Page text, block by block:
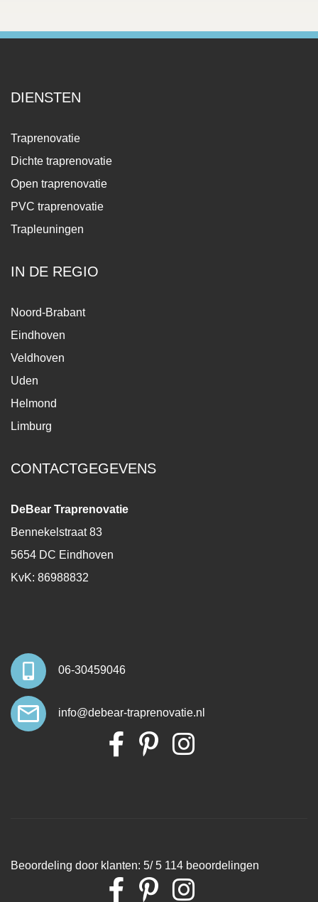
DIENSTEN
Traprenovatie
Dichte traprenovatie
Open traprenovatie
PVC traprenovatie
Trapleuningen
IN DE REGIO
Noord-Brabant
Eindhoven
Veldhoven
Uden
Helmond
Limburg
CONTACTGEGEVENS
DeBear Traprenovatie
Bennekelstraat 83
5654 DC Eindhoven
06-30459046
info@debear-traprenovatie.nl
KvK: 86988832
Beoordeling door klanten: 5/5 114 beoordelingen